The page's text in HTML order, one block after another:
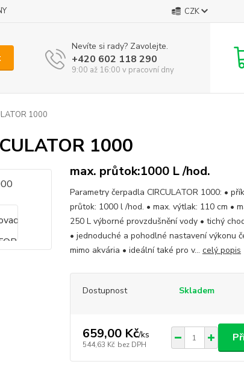
CZK
Nevíte si rady? Zavolejte.
+420 602 118 290
9:00 až 16:00 v pracovní dny
1000
1000
max. průtok:1000 L /hod.
Parametry čerpadla CIRCULATOR 1000: •
průtok: 1000 l /hod. • max. výtlak: 110 cm •
250 L výborné provzdušnění vody • tichý
• jednoduché a pohodlné nastavení výkonu
mimo akvária • ideální také pro v... celý popis
Dostupnost Skladem
659,00 Kč/ks
544,63 Kč bez DPH